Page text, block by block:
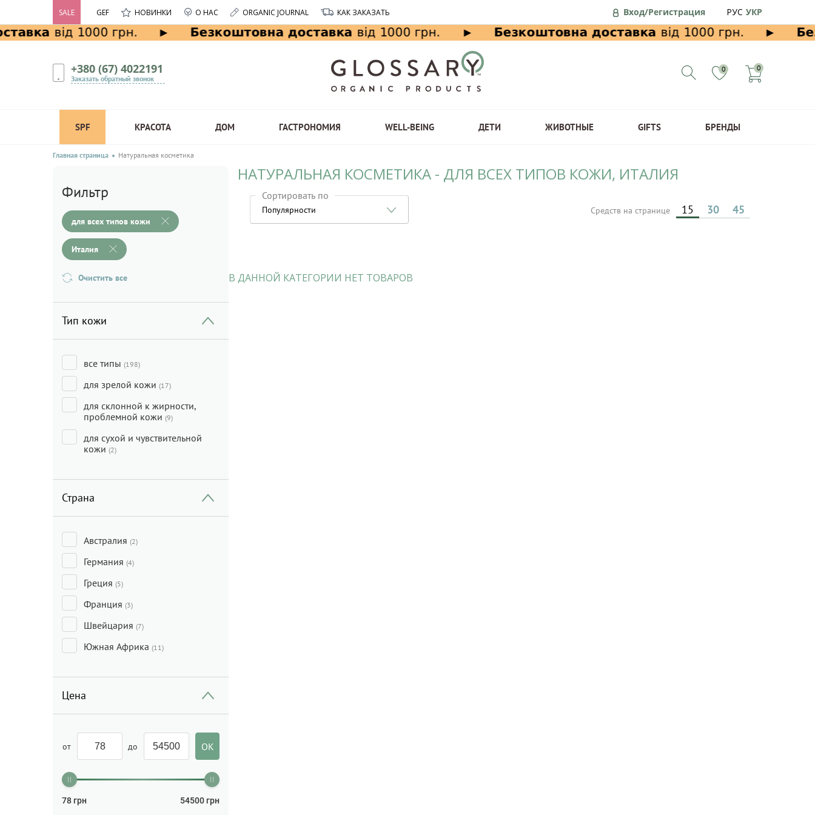
SALE GEF НОВИНКИ О НАС ORGANIC JOURNAL КАК ЗАКАЗАТЬ Вход/Регистрация РУС УКР
+380 (67) 4022191
Заказать обратный звонок
0 0
SPF КРАСОТА ДОМ ГАСТРОНОМИЯ WELL-BEING ДЕТИ ЖИВОТНЫЕ GIFTS БРЕНДЫ
Главная страница Натуральная косметика
Фильтр
для всех типов кожи
Италия
Очистить все
Тип кожи
все типы (198)
для зрелой кожи (17)
для склонной к жирности,
проблемной кожи (9)
для сухой и чувствительной
кожи (2)
Страна
Австралия (2)
Германия (4)
Греция (5)
Франция (3)
Швейцария (7)
Южная Африка (11)
Цена
от до
78 грн 54500 грн
НАТУРАЛЬНАЯ КОСМЕТИКА - ДЛЯ ВСЕХ ТИПОВ КОЖИ, ИТАЛИЯ
Сортировать по
Популярности Средств на странице 15 30 45
В ДАННОЙ КАТЕГОРИИ НЕТ ТОВАРОВ